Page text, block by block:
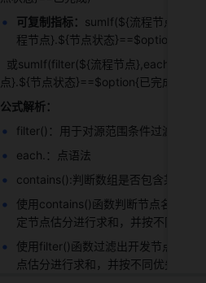
可复制指标： sumIf(${流程节点}.${
程节点}.${节点状态}==$option{已
点}.${节点状态}==$option{已完成})
公式解析：
filter()：用于对源范围条件过滤后，
each.：点语法
contains():判断数组是否包含某一
使用contains()函数判断节点名称是
定节点估分进行求和，并按不同优先
使用filter()函数过滤出开发节点和测
点估分进行求和，并按不同优先级进